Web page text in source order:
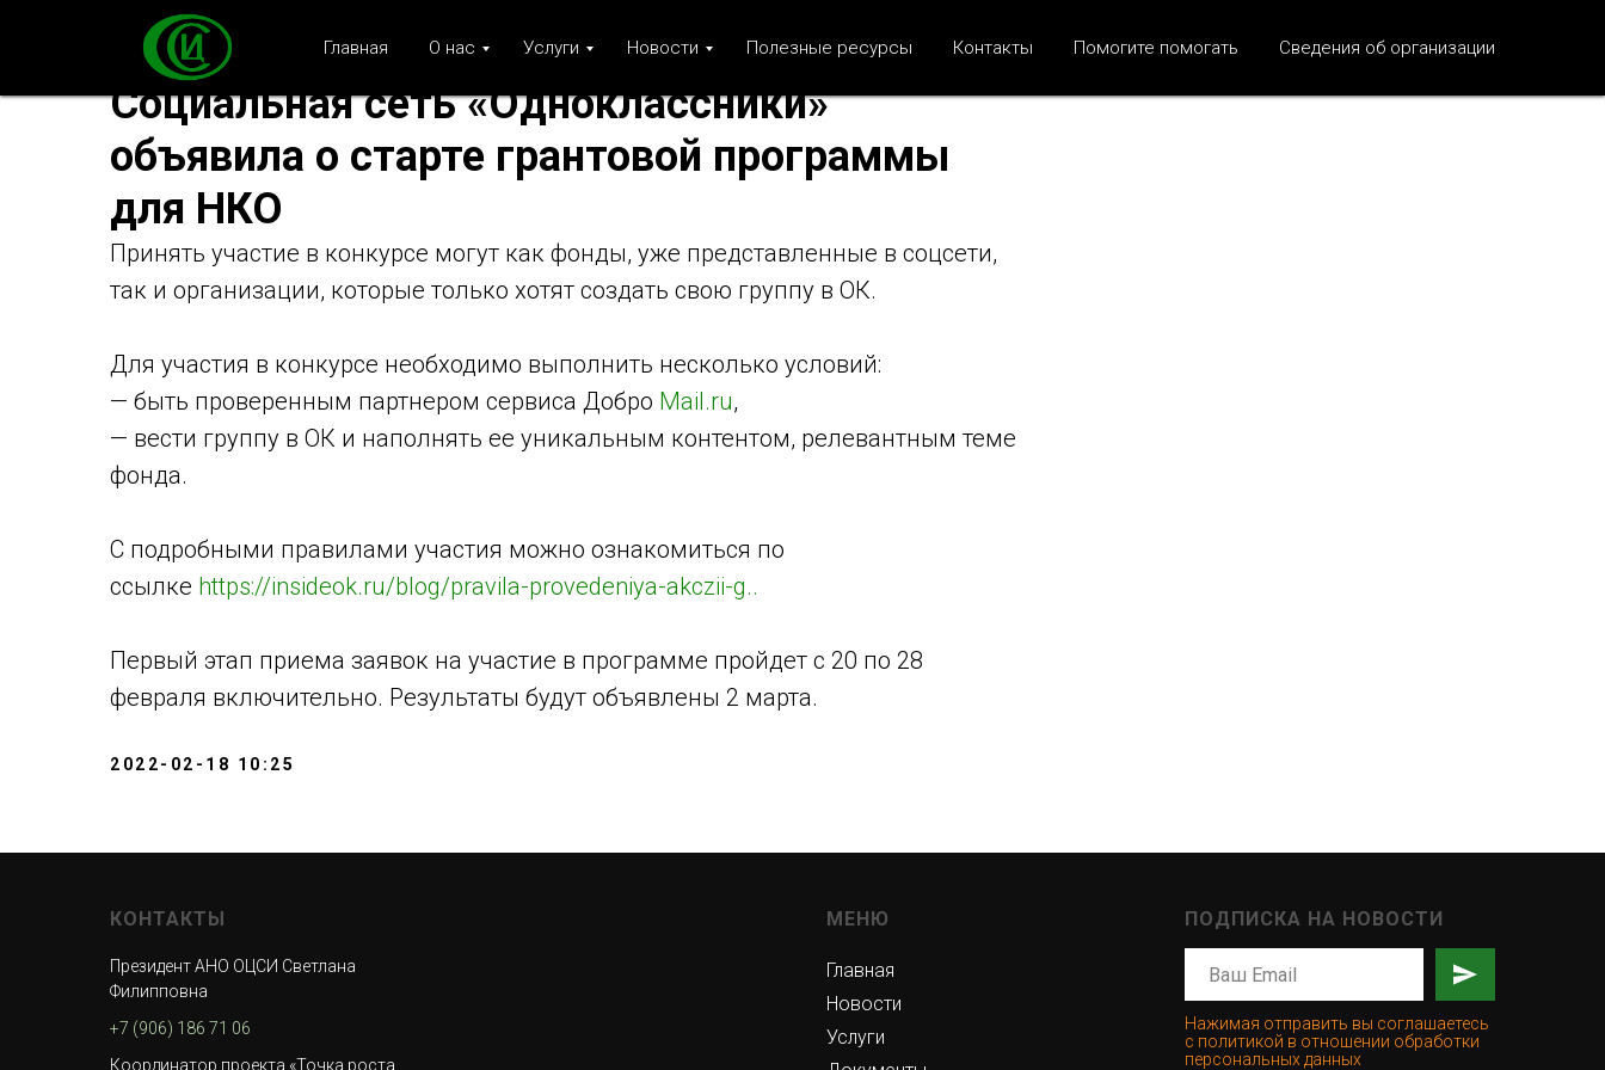
Главная О нас Услуги Новости Полезные ресурсы Контакты Помогите помогать Сведения об организации
Социальная сеть «Одноклассники»
объявила о старте грантовой программы
для НКО
Принять участие в конкурсе могут как фонды, уже представленные в соцсети,
так и организации, которые только хотят создать свою группу в ОК.
Для участия в конкурсе необходимо выполнить несколько условий:
— быть проверенным партнером сервиса Добро Mail.ru,
— вести группу в ОК и наполнять ее уникальным контентом, релевантным теме
фонда.
С подробными правилами участия можно ознакомиться по
ссылке https://insideok.ru/blog/pravila-provedeniya-akczii-g..
Первый этап приема заявок на участие в программе пройдет с 20 по 28
февраля включительно. Результаты будут объявлены 2 марта.
2022-02-18 10:25
КОНТАКТЫ
Президент АНО ОЦСИ Светлана
Филипповна
+7 (906) 186 71 06
Координатор проекта «Точка роста
МЕНЮ
Главная
Новости
Услуги
ПОДПИСКА НА НОВОСТИ
Нажимая отправить вы соглашаетесь
с политикой в отношении обработки
персональных данных